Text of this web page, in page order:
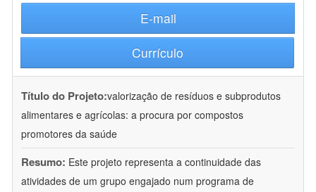
E-mail
Currículo
Título do Projeto:valorização de resíduos e subprodutos
alimentares e agrícolas: a procura por compostos
promotores da saúde
Resumo: Este projeto representa a continuidade das
atividades de um grupo engajado num programa de